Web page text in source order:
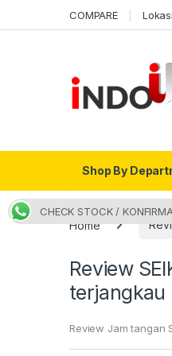
COMPARE
Shop By
Home
Review
terjangkau
Review Jam tangan
CHECK STOCK /